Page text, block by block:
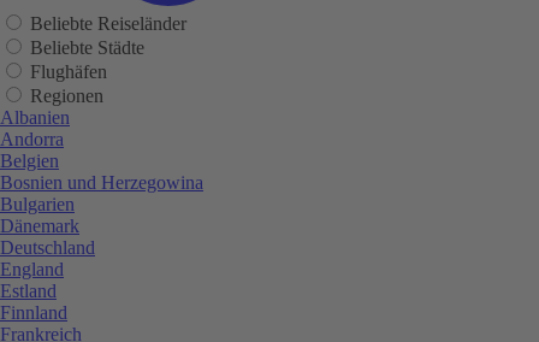
Beliebte Reiseländer
Beliebte Städte
Flughäfen
Regionen
Albanien
Andorra
Belgien
Bosnien und Herzegowina
Bulgarien
Dänemark
Deutschland
England
Estland
Finnland
Frankreich